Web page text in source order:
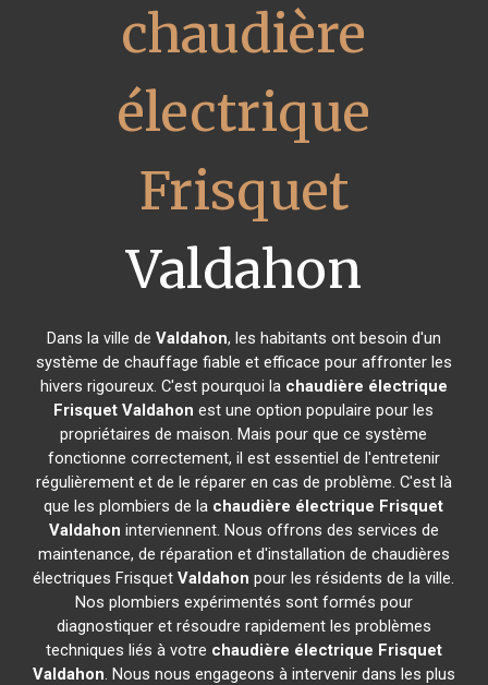
chaudière
électrique
Frisquet
Valdahon
Dans la ville de Valdahon, les habitants ont besoin d'un
système de chauffage fiable et efficace pour affronter les
hivers rigoureux. C'est pourquoi la chaudière électrique
Frisquet Valdahon est une option populaire pour les
propriétaires de maison. Mais pour que ce système
fonctionne correctement, il est essentiel de l'entretenir
régulièrement et de le réparer en cas de problème. C'est là
que les plombiers de la chaudière électrique Frisquet
Valdahon interviennent. Nous offrons des services de
maintenance, de réparation et d'installation de chaudières
électriques FrisquetValdahon pour les résidents de la ville.
Nos plombiers expérimentés sont formés pour
diagnostiquer et résoudre rapidement les problèmes
techniques liés à votre chaudière électrique Frisquet
Valdahon. Nous nous engageons à intervenir dans les plus